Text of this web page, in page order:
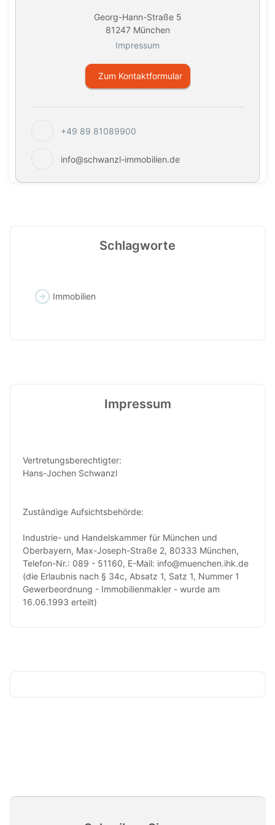
Georg-Hann-Straße 5
81247 München
Impressum
Zum Kontaktformular
+49 89 81089900
info@schwanzl-immobilien.de
Schlagworte
Immobilien
Impressum
Vertretungsberechtigter:
Hans-Jochen Schwanzl
Zuständige Aufsichtsbehörde:
Industrie- und Handelskammer für München und
Oberbayern, Max-Joseph-Straße 2, 80333 München,
Telefon-Nr.: 089 - 51160, E-Mail: info@muenchen.ihk.de
(die Erlaubnis nach § 34c, Absatz 1, Satz 1, Nummer 1
Gewerbeordnung - Immobilienmakler - wurde am
16.06.1993 erteilt)